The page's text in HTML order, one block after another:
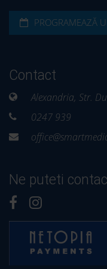
Control
Primăvara SMART
STOMATOLOGIC
medic stomatolog
PROGRAMEAZĂ
Contact
Alexandria, Str.
0247 939
Ne puteti